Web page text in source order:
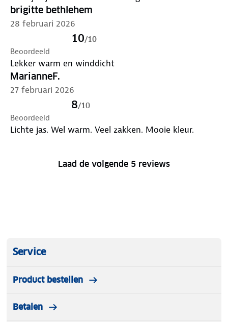
brigitte bethlehem
28 februari 2026
10/10
Beoordeeld
Lekker warm en winddicht
MarianneF.
27 februari 2026
8/10
Beoordeeld
Lichte jas. Wel warm. Veel zakken. Mooie kleur.
Laad de volgende 5 reviews
Service
Product bestellen
Betalen